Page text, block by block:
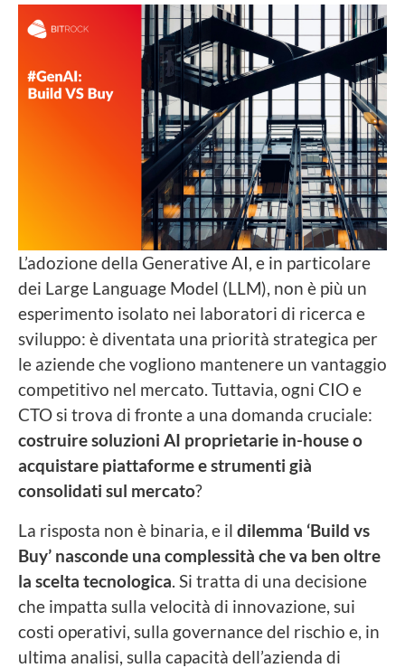
L’adozione della Generative AI, e in particolare
dei Large Language Model (LLM), non è più un
esperimento isolato nei laboratori di ricerca e
sviluppo: è diventata una priorità strategica per
le aziende che vogliono mantenere un vantaggio
competitivo nel mercato. Tuttavia, ogni CIO e
CTO si trova di fronte a una domanda cruciale:
costruire soluzioni AI proprietarie in-house o
acquistare piattaforme e strumenti già
consolidati sul mercato?
La risposta non è binaria, e il dilemma ‘Build vs
Buy’ nasconde una complessità che va ben oltre
la scelta tecnologica. Si tratta di una decisione
che impatta sulla velocità di innovazione, sui
costi operativi, sulla governance del rischio e, in
ultima analisi, sulla capacità dell’azienda di